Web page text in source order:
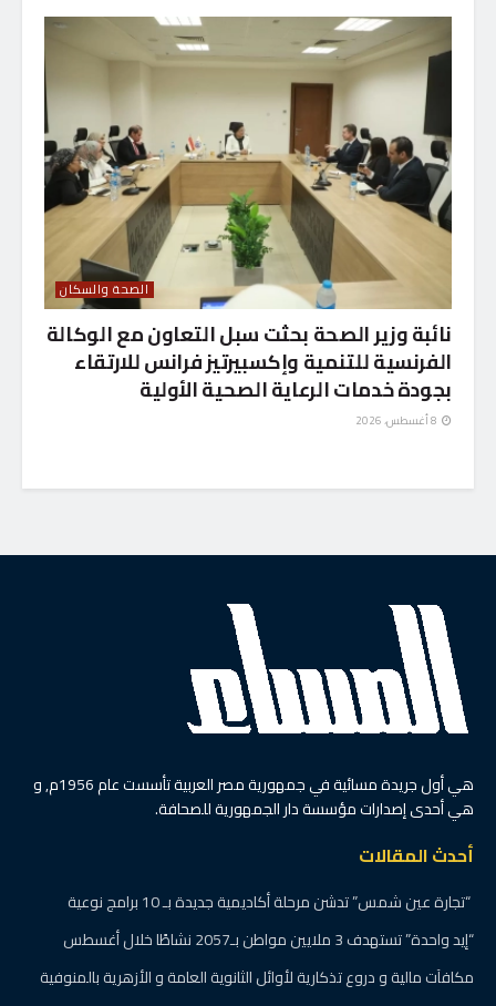
الصحة والسكان
نائبة وزير الصحة بحثت سبل التعاون مع الوكالة
الفرنسية للتنمية وإكسبيرتيز فرانس للارتقاء
بجودة خدمات الرعاية الصحية الأولية
هي أول جريدة مسائية في جمهورية مصر العربية تأسست عام 1956م, و
هي أحدى إصدارات مؤسسة دار الجمهورية للصحافة.
أحدث المقالات
“تجارة عين شمس” تدشن مرحلة أكاديمية جديدة بـ 10 برامج نوعية
“إيد واحدة” تستهدف 3 ملايين مواطن بـ2057 نشاطًا خلال أغسطس
مكافآت مالية و دروع تذكارية لأوائل الثانوية العامة و الأزهرية بالمنوفية